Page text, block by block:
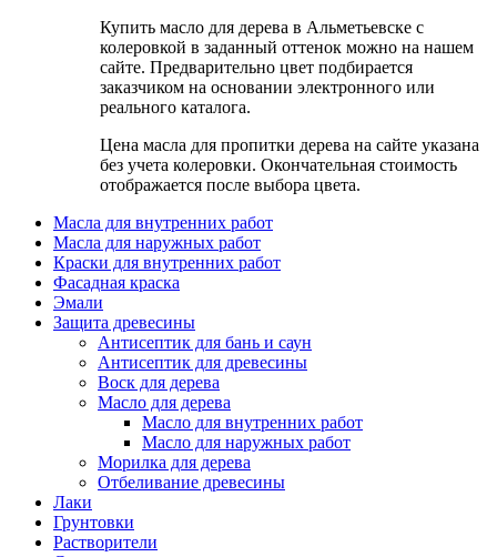
Купить масло для дерева в Альметьевске с
колеровкой в заданный оттенок можно на нашем
сайте. Предварительно цвет подбирается
заказчиком на основании электронного или
реального каталога.
Цена масла для пропитки дерева на сайте указана
без учета колеровки. Окончательная стоимость
отображается после выбора цвета.
Масла для внутренних работ
Масла для наружных работ
Краски для внутренних работ
Фасадная краска
Эмали
Защита древесины
Антисептик для бань и саун
Антисептик для древесины
Воск для дерева
Масло для дерева
Масло для внутренних работ
Масло для наружных работ
Морилка для дерева
Отбеливание древесины
Лаки
Грунтовки
Растворители